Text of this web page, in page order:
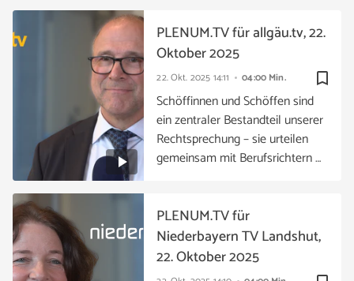
bookmark_border
22. Okt. 2025 14:11 04:00 Min.
PLENUM.TV für allgäu.tv, 22.
Oktober 2025
Schöffinnen und Schöffen sind
ein zentraler Bestandteil unserer
Rechtsprechung – sie urteilen
gemeinsam mit Berufsrichtern …
PLENUM.TV für
Niederbayern TV Landshut,
22. Oktober 2025